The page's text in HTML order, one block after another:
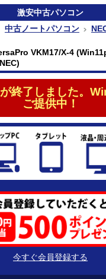
激安中古パソコン
中古ノートパソコン
VKM17/X-4
終了しました。
ご提供中！
今すぐ会員登録する